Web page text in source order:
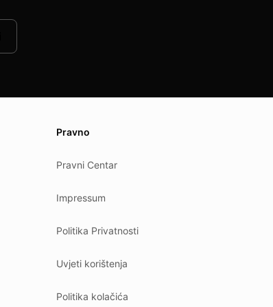
Pravno
Pravni Centar
Impressum
Politika Privatnosti
Uvjeti korištenja
Politika kolačića